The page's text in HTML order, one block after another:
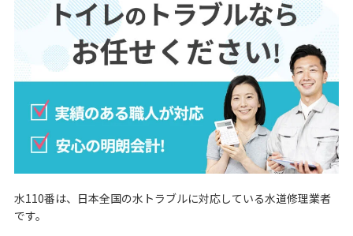
水110番は、日本全国の水トラブルに対応している水道修理業者
です。